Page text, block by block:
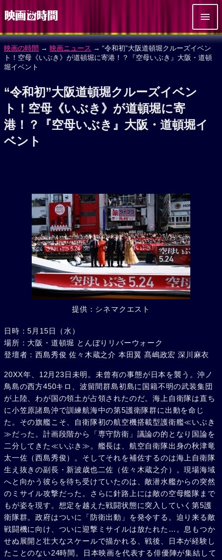
映画の時間 → 映画ニュース → “令和初”大阪道頓堀クルーズイベン
ト！空母《いぶき》が道頓堀に寄港！？『空母いぶき』大阪・道頓
堀イベント
“令和初”大阪道頓堀クルーズイベン
ト！空母《いぶき》が道頓堀に寄
港！？『空母いぶき』大阪・道頓堀イ
ベント
提供：シネマクエスト
日時：5月15日（水）
場所：大阪・道頓堀 とんぼりリバーウォーク
登壇者：西島秀俊 佐々木蔵之介 本田翼 髙嶋政宏 深川麻衣
20XX年、12月23日未明。未曾有の事態が日本を襲う。沖ノ
鳥島の西方450キロ、波留間群島初島に国籍不明の武装集団
が上陸、わが国の領土が占領されたのだ。海上自衛隊は直ち
に小笠原諸島沖で訓練航海中の第5護衛隊群に出動を命じ
た。その旗艦こそ、自衛隊初の航空機搭載型護衛艦≪いぶき
≫だった。計画段階から「専守防衛」議論の的となり国論を
二分してきた≪いぶき≫。艦長は、航空自衛隊出身の秋津竜
太一佐（西島秀俊）。そしてそれを補佐するのは海上自衛隊
生え抜きの副長・新波歳也二佐（佐々木蔵之介）。現場海域
へと向かう彼らを待ち受けていたのは、敵潜水艦からの突然
のミサイル攻撃だった。さらに針路上には敵の空母艦隊まで
もが姿を現す。想定を越えた戦闘状態に突入していく第5護
衛隊群。政府はついに「防衛出動」を発令する。迫り来る敵
戦闘機に向け、ついに迎撃ミサイルは放たれた…。息もつか
せぬ展開と壮大なスケールで描かれる、戦後、日本が経験し
たことのない24時間。日本映画を代表する俳優陣が集結して